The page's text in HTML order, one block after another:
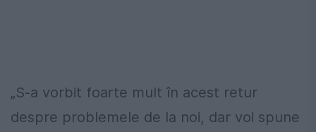
„S-a vorbit foarte mult în acest retur
despre problemele de la noi, dar voi spune